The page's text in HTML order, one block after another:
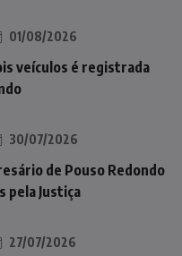
01/08/2026
veículos é registrada
30/07/2026
de Pouso Redondo
pela Justiça
27/07/2026